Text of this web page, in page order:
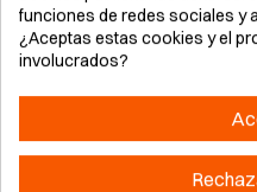
10mm cambio
iluminación zona
estado carga.
10mm. Kit box
funciones de redes sociales y
¿Aceptas estas cookies y el
involucrados?